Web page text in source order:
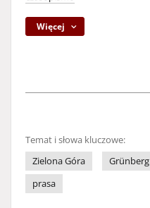
Więcej
Temat i słowa kluczowe:
Zielona Góra
Grünberg
prasa